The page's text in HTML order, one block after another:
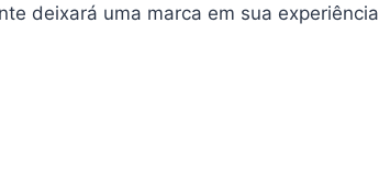
deixará uma marca em sua experiência